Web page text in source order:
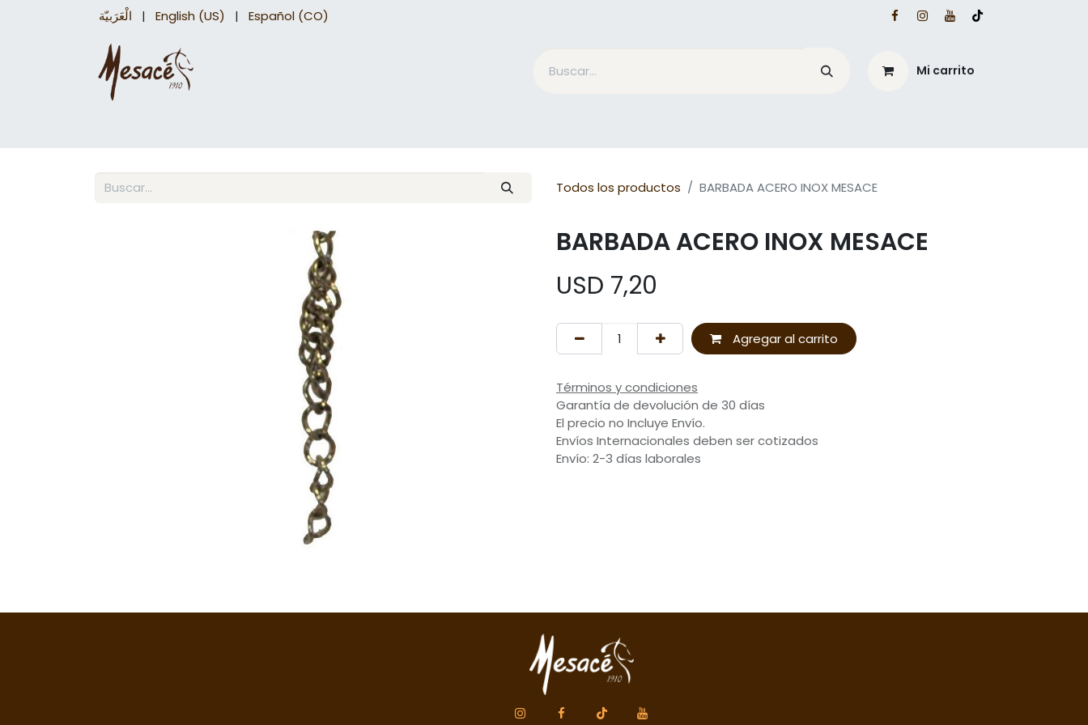
الْعَرَبيّة | English (US) | Español (CO)
Mi carrito
Todos los productos BARBADA ACERO INOX MESACE
BARBADA ACERO INOX MESACE
USD 7,20
Agregar al carrito
Términos y condiciones
Garantía de devolución de 30 días
El precio no Incluye Envío.
Envíos Internacionales deben ser cotizados
Envío: 2-3 días laborales